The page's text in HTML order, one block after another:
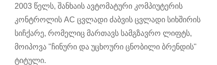
2003 წელს, შანხაის ავტომატური კომპიუტერის
კონტროლის AC ცვლადი ძაბვის ცვლადი სიხშირის
სიჩქარე, რომელიც მართავს სამგზავრო ლიფტს,
მოიპოვა "ჩინური და უცხოური ცნობილი ბრენდის"
ტიტული.